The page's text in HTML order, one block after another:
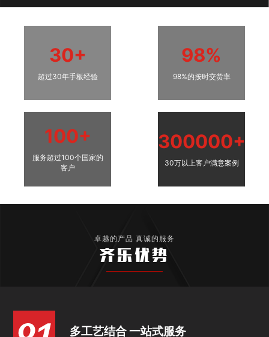
30+
超过30年手板经验
98%
98%的按时交货率
100+
服务超过100个国家的
客户
300000+
30万以上客户满意案例
卓越的产品 真诚的服务
齐乐优势
多工艺结合 一站式服务